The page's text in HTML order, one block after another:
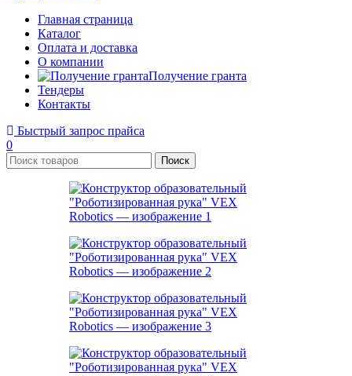
Главная страница
Каталог
Оплата и доставка
О компании
Получение гранта
Тендеры
Контакты
Быстрый запрос прайса
0
Поиск